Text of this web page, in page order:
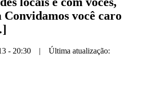
Convidamos você caro
- 20:30 | Última atualização: